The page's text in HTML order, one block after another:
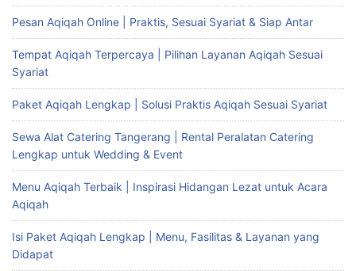
Pesan Aqiqah Online | Praktis, Sesuai Syariat & Siap Antar
Tempat Aqiqah Terpercaya | Pilihan Layanan Aqiqah Sesuai
Syariat
Paket Aqiqah Lengkap | Solusi Praktis Aqiqah Sesuai Syariat
Sewa Alat Catering Tangerang | Rental Peralatan Catering
Lengkap untuk Wedding & Event
Menu Aqiqah Terbaik | Inspirasi Hidangan Lezat untuk Acara
Aqiqah
Isi Paket Aqiqah Lengkap | Menu, Fasilitas & Layanan yang
Didapat